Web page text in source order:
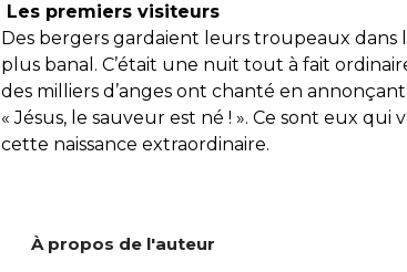
Les premiers visiteurs
Des bergers gardaient leurs troupeaux dans
plus banal. C’était une nuit tout à fait
des milliers d’anges ont chanté en
« Jésus, le sauveur est né ! ». Ce sont eux
cette naissance extraordinaire.
À propos de l'auteur